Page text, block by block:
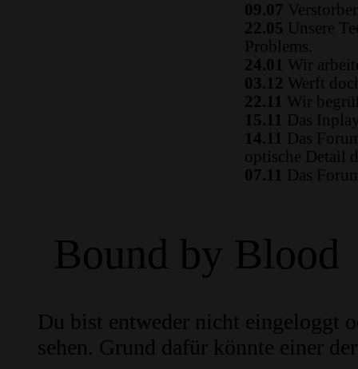
09.07
22.05 Unsere
Problems.
24.01 Wir
03.12 Werft
22.11 Wir
15.11 Das
14.11 Das
optische Detail
07.11 Das
Bound by Blood
Du bist entweder nicht eingeloggt
sehen. Grund dafür könnte einer